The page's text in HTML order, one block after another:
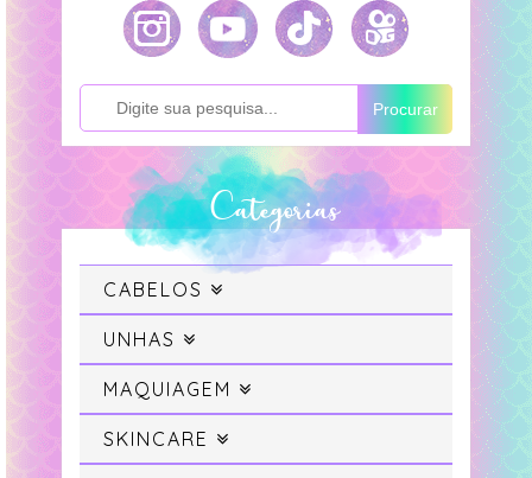
Procurar
Categorias
CABELOS
Cabelo
Cabelo Colorido
Projeto Sereia
UNHAS
Swatches
Unhas da Semana
MAQUIAGEM
Maquiagem
SKINCARE